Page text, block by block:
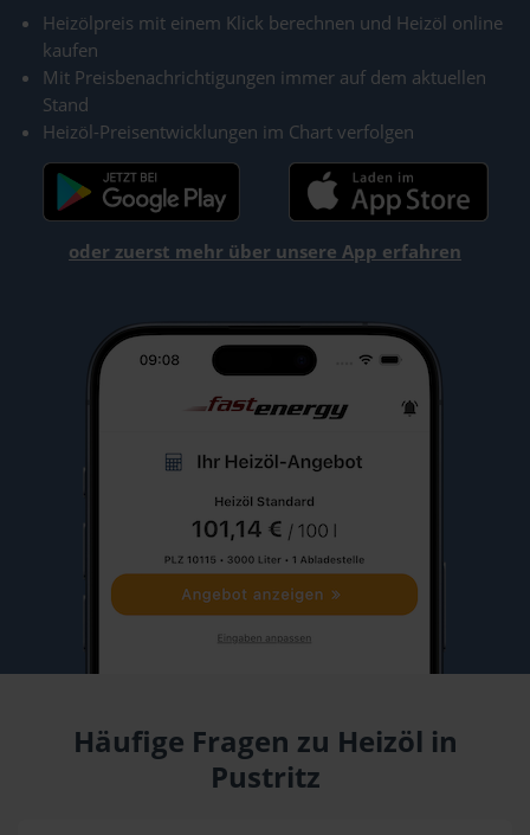
Heizölpreis mit einem Klick berechnen und Heizöl online
kaufen
Mit Preisbenachrichtigungen immer auf dem aktuellen
Stand
Heizöl-Preisentwicklungen im Chart verfolgen
oder zuerst mehr über unsere App erfahren
Häufige Fragen zu Heizöl in
Pustritz